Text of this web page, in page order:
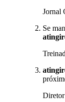
Jornal
Se